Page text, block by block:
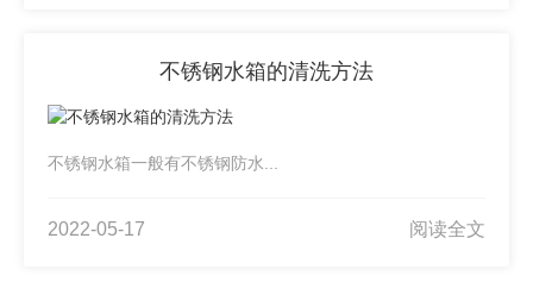
不锈钢水箱的清洗方法
不锈钢水箱一般有不锈钢防水...
2022-05-17 阅读全文